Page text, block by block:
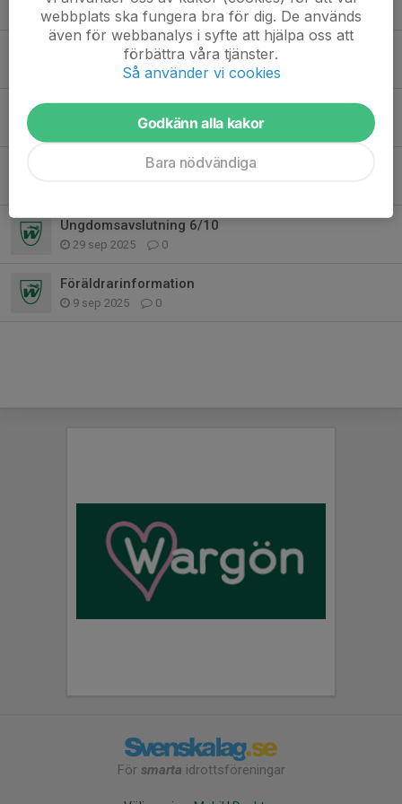
2 apr, 16:37 0
Ny träningstid!
4 mar, 11:47 0
Information
0
Inomhusträningar!
Ungdomsavslutning 6/10
29 sep 2025 0
Föräldrarinformation
9 sep 2025 0
För smarta idrottsföreningar
webbplats ska fungera bra för dig. De används
även för webbanalys i syfte att hjälpa oss att
förbättra våra tjänster.
Så använder vi cookies
Godkänn alla kakor
Bara nödvändiga